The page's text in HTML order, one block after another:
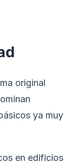
original
ya muy
en edificios